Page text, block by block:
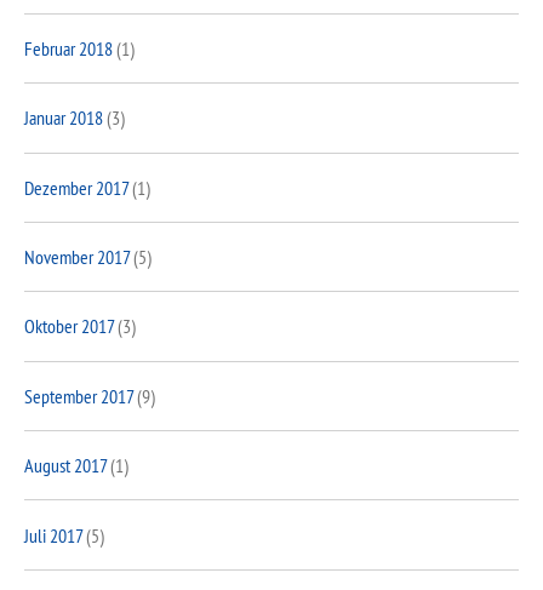
Februar 2018(1)
Januar 2018(3)
Dezember 2017(1)
November 2017(5)
Oktober 2017(3)
September 2017(9)
August 2017(1)
Juli 2017(5)